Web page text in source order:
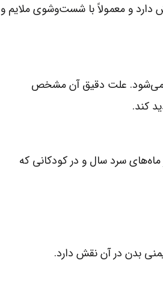
و معمولاً با شست‌وشوی ملایم و
می‌شود. علت دقیق آن مشخص
کند.
سرد سال و در کودکانی که
بدن در آن نقش دارد.